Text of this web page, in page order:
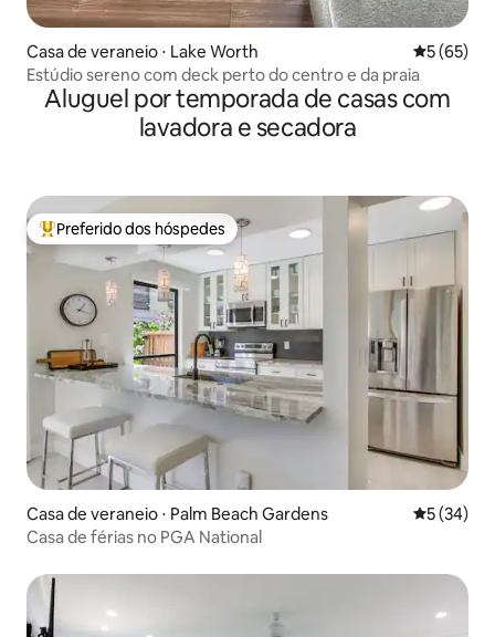
Casa de veraneio ⋅ Lake Worth 5 de uma
5 (65)
Estúdio sereno com deck perto do centro e da praia
Aluguel por temporada de casas com
lavadora e secadora
Entre os melhores preferidos dos hóspedes
Preferido dos hóspedes
Casa de veraneio ⋅ Palm Beach Gardens 5 de uma
5 (34)
Casa de férias no PGA National